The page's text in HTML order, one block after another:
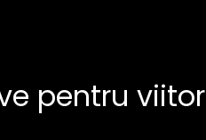
pentru viitor